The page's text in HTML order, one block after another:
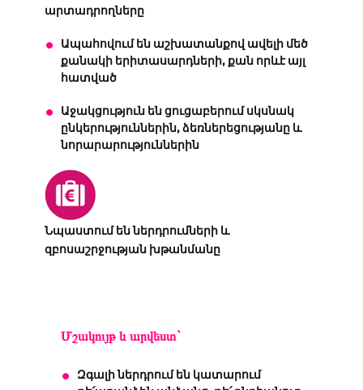
արտադրողները
Ապահովում են աշխատանքով ավելի մեծ
քանակի երիտասարդների, քան որևէ այլ
հատված
Աջակցություն են ցուցաբերում սկսնակ
ընկերություններին, ձեռներեցությանը և
նորարարություններին
Նպաստում են ներդրումների և
զբոսաշրջության խթանմանը
Մշակույթ և արվեստ`
Զգալի ներդրում են կատարում